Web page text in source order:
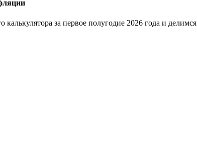
за первое полугодие 2026 года и делимся